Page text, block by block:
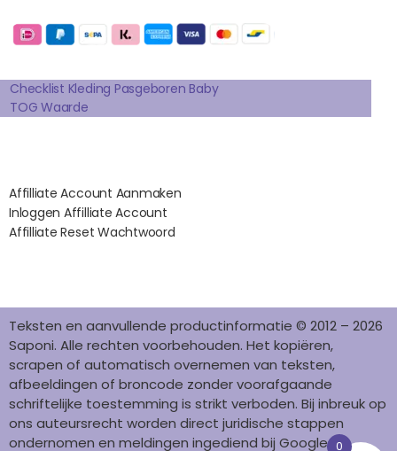
B
O
O
K
A
R
A
M
E
R
E
S
T
E
D
I
N
O
K
Checklist Kleding Pasgeboren Baby
TOG Waarde
Affilliate Account Aanmaken
Inloggen Affilliate Account
Affilliate Reset Wachtwoord
Teksten en aanvullende productinformatie © 2012 – 2026
Saponi. Alle rechten voorbehouden. Het kopiëren,
scrapen of automatisch overnemen van teksten,
afbeeldingen of broncode zonder voorafgaande
schriftelijke toestemming is strikt verboden. Bij inbreuk op
ons auteursrecht worden direct juridische stappen
ondernomen en meldingen ingediend bij Google en
0